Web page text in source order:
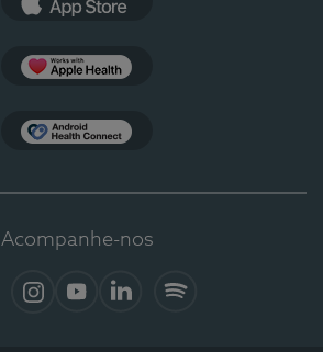
Acompanhe-nos